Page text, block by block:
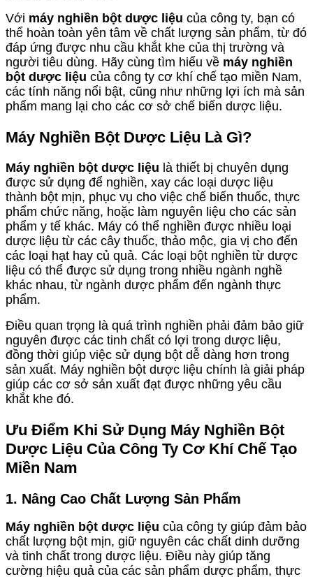
Với máy nghiền bột dược liệu của công ty, bạn có
thể hoàn toàn yên tâm về chất lượng sản phẩm, từ đó
đáp ứng được nhu cầu khắt khe của thị trường và
người tiêu dùng. Hãy cùng tìm hiểu về máy nghiền
bột dược liệu của công ty cơ khí chế tạo miền Nam,
các tính năng nổi bật, cũng như những lợi ích mà sản
phẩm mang lại cho các cơ sở chế biến dược liệu.
Máy Nghiền Bột Dược Liệu Là Gì?
Máy nghiền bột dược liệu là thiết bị chuyên dụng
được sử dụng để nghiền, xay các loại dược liệu
thành bột mịn, phục vụ cho việc chế biến thuốc, thực
phẩm chức năng, hoặc làm nguyên liệu cho các sản
phẩm y tế khác. Máy có thể nghiền được nhiều loại
dược liệu từ các cây thuốc, thảo mộc, gia vị cho đến
các loại hạt hay củ quả. Các loại bột nghiền từ dược
liệu có thể được sử dụng trong nhiều ngành nghề
khác nhau, từ ngành dược phẩm đến ngành thực
phẩm.
Điều quan trọng là quá trình nghiền phải đảm bảo giữ
nguyên được các tinh chất có lợi trong dược liệu,
đồng thời giúp việc sử dụng bột dễ dàng hơn trong
sản xuất. Máy nghiền bột dược liệu chính là giải pháp
giúp các cơ sở sản xuất đạt được những yêu cầu
khắt khe đó.
Ưu Điểm Khi Sử Dụng Máy Nghiền Bột
Dược Liệu Của Công Ty Cơ Khí Chế Tạo
Miền Nam
1. Nâng Cao Chất Lượng Sản Phẩm
Máy nghiền bột dược liệu của công ty giúp đảm bảo
chất lượng bột mịn, giữ nguyên các chất dinh dưỡng
và tinh chất trong dược liệu. Điều này giúp tăng
cường hiệu quả của các sản phẩm dược phẩm, thực